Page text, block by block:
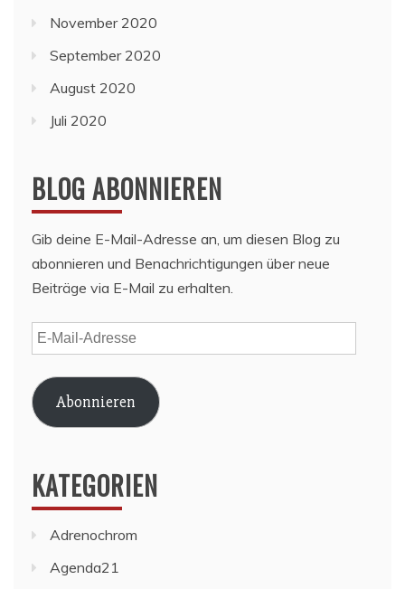
November 2020
September 2020
August 2020
Juli 2020
BLOG ABONNIEREN
Gib deine E-Mail-Adresse an, um diesen Blog zu
abonnieren und Benachrichtigungen über neue
Beiträge via E-Mail zu erhalten.
E-
Mail-
Adresse
Abonnieren
KATEGORIEN
Adrenochrom
Agenda21